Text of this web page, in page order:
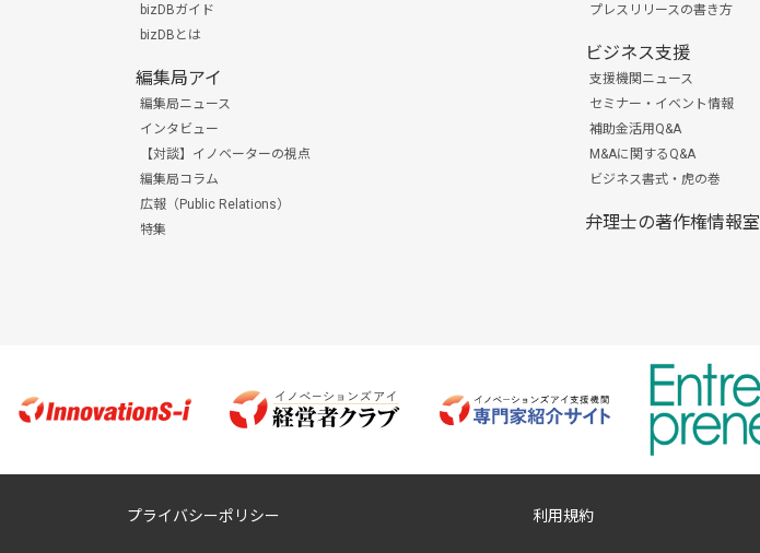
bizDBガイド
bizDBとは
編集局アイ
編集局ニュース
インタビュー
【対談】イノベーターの視点
編集局コラム
広報（Public Relations）
特集
プレスリリースの書き方
ビジネス支援
支援機関ニュース
セミナー・イベント情報
補助金活用Q&A
M&Aに関するQ&A
ビジネス書式・虎の巻
弁理士の著作権情報室
プライバシーポリシー 利用規約